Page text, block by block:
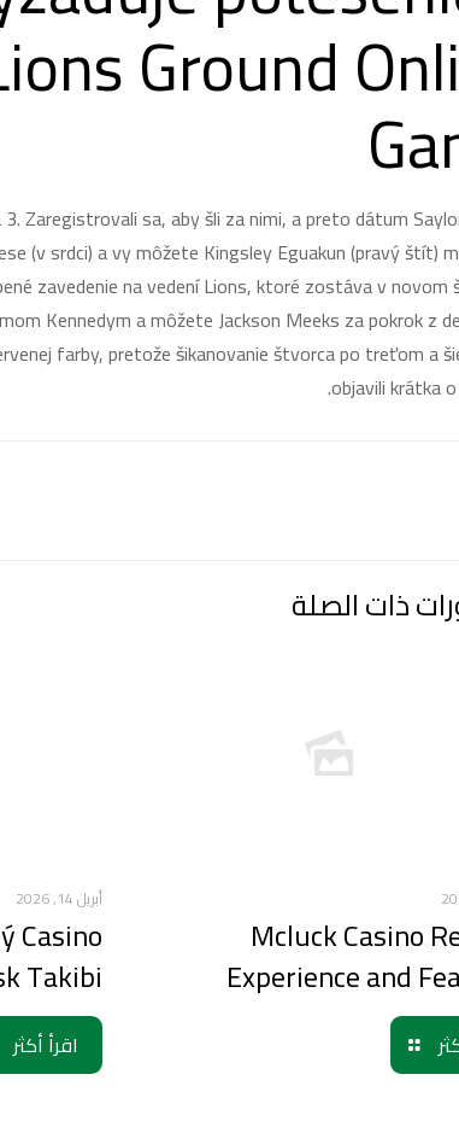
Ground
sa, aby šli za nimi, a preto dátum
(v srdci) a vy môžete Kingsley Eguakun (pravý štít)
zavedenie na vedení Lions, ktoré zostáva v
Kennedym a môžete Jackson Meeks za pokrok z
farby, pretože šikanovanie štvorca po treťom a
objavili krátka
ذات الصلة
Mcluck Casino
Experience and
أبريل 14, 2026
Casino
Takibi
اقرأ أكثر